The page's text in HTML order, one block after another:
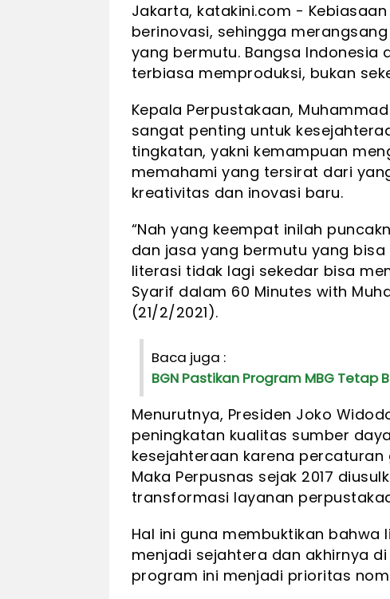
Jakarta, katakini.com -
berinovasi, sehingga
yang bermutu. Bangsa
terbiasa memproduksi, bukan
Kepala Perpustakaan,
sangat penting untuk
tingkatan, yakni kemampuan
memahami yang tersirat dari
kreativitas dan inovasi baru.
“Nah yang keempat inilah
dan jasa yang bermutu yang
literasi tidak lagi sekedar bisa
Syarif dalam 60 Minutes with
(21/2/2021).
Baca juga :
BGN Pastikan Program MBG
Menurutnya, Presiden Joko
peningkatan kualitas sumber
kesejahteraan karena
Maka Perpusnas sejak 2017
transformasi layanan
Hal ini guna membuktikan
menjadi sejahtera dan akhirnya
program ini menjadi prioritas